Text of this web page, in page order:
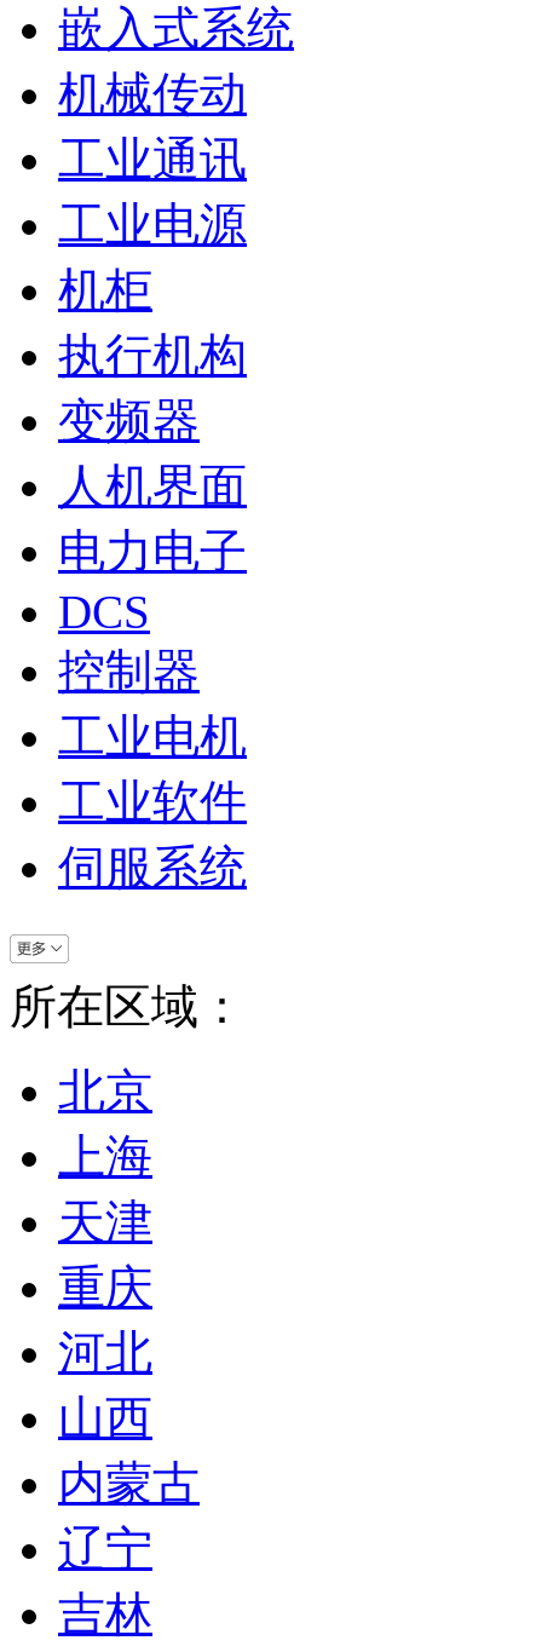
嵌入式系统
机械传动
工业通讯
工业电源
机柜
执行机构
变频器
人机界面
电力电子
DCS
控制器
工业电机
工业软件
伺服系统
所在区域：
北京
上海
天津
重庆
河北
山西
内蒙古
辽宁
吉林